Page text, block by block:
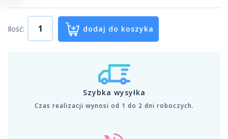
Ilość: dodaj do koszyka
Szybka wysyłka
Czas realizacji wynosi od 1 do 2 dni roboczych.